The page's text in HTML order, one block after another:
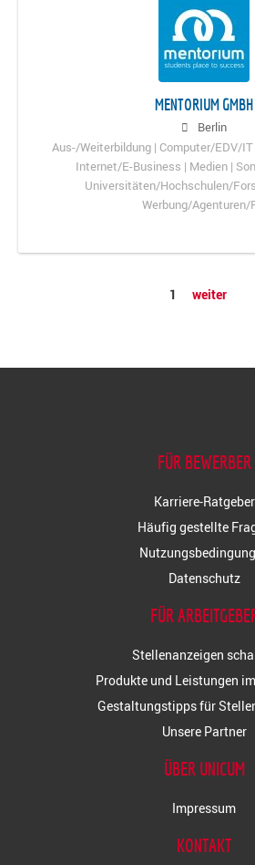
MENTORIUM GMBH
Berlin
Aus-/Weiterbildung | Computer/EDV/
Internet/E-Business | Medien |
Universitäten/Hochschulen/
Werbung/Agenturen/
1 weiter
FÜR BEWERBER
Karriere-Ratgeber
Häufig gestellte
Datenschutz
FÜR
Stellenanzeigen
Produkte und Leistungen
Gestaltungstipps für
Unsere Partner
ÜBER UNICUM
Impressum
KONTAKT